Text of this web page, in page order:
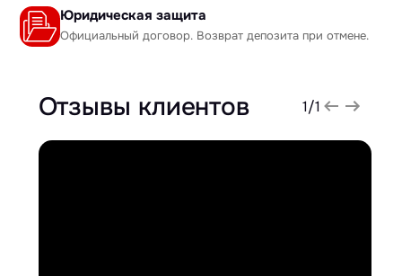
Юридическая защита
Официальный договор. Возврат депозита при отмене.
Отзывы клиентов 1/1